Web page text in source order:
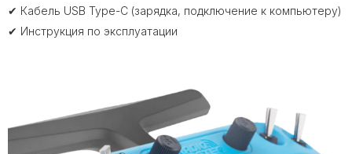
✔ Кабель USB Type-C (зарядка, подключение к компьютеру)
✔ Инструкция по эксплуатации